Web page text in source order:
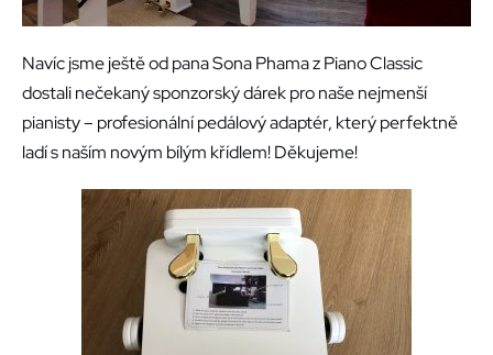
Navíc jsme ještě od pana Sona Phama z Piano Classic
dostali nečekaný sponzorský dárek pro naše nejmenší
pianisty – profesionální pedálový adaptér, který perfektně
ladí s naším novým bílým křídlem! Děkujeme!